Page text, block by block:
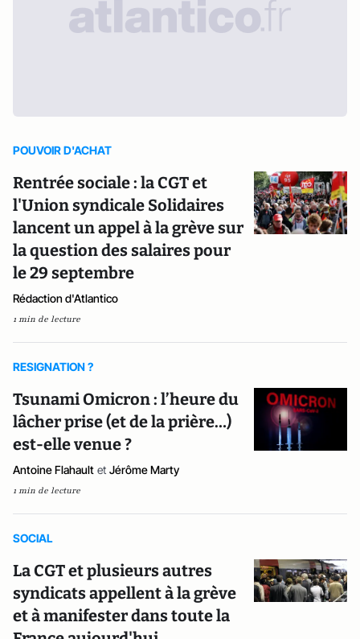
POUVOIR D'ACHAT
Rentrée sociale : la CGT et
l'Union syndicale Solidaires
lancent un appel à la grève sur
la question des salaires pour
le 29 septembre
Rédaction d'Atlantico
1 min de lecture
RESIGNATION ?
Tsunami Omicron : l’heure du
lâcher prise (et de la prière…)
est-elle venue ?
Antoine Flahault et Jérôme Marty
1 min de lecture
SOCIAL
La CGT et plusieurs autres
syndicats appellent à la grève
et à manifester dans toute la